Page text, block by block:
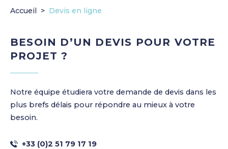
Accueil Devis en ligne
BESOIN D’UN DEVIS POUR VOTRE
PROJET ?
Notre équipe étudiera votre demande de devis dans les
plus brefs délais pour répondre au mieux à votre
besoin.
+33 (0)2 51 79 17 19